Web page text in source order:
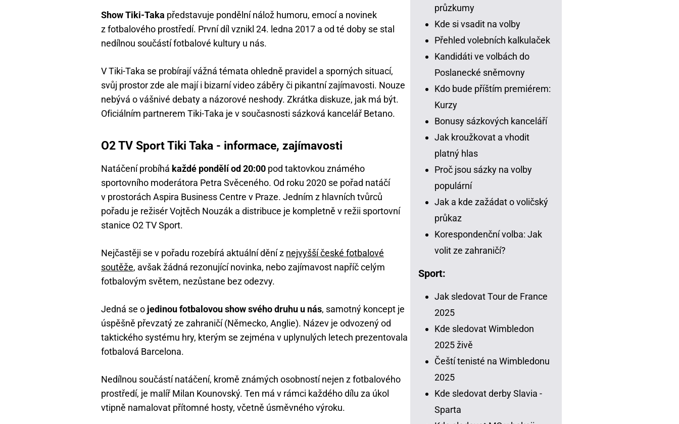
Show Tiki-Taka představuje pondělní nálož humoru, emocí a novinek
z fotbalového prostředí. První díl vznikl 24. ledna 2017 a od té doby se stal
nedílnou součástí fotbalové kultury u nás.
V Tiki-Taka se probírají vážná témata ohledně pravidel a sporných situací,
svůj prostor zde ale mají i bizarní video záběry či pikantní zajímavosti. Nouze
nebývá o vášnivé debaty a názorové neshody. Zkrátka diskuze, jak má být.
Oficiálním partnerem Tiki-Taka je v současnosti sázková kancelář Betano.
O2 TV Sport Tiki Taka - informace, zajímavosti
Natáčení probíhá každé pondělí od 20:00 pod taktovkou známého
sportovního moderátora Petra Svěceného. Od roku 2020 se pořad natáčí
v prostorách Aspira Business Centre v Praze. Jedním z hlavních tvůrců
pořadu je režisér Vojtěch Nouzák a distribuce je kompletně v režii sportovní
stanice O2 TV Sport.
Nejčastěji se v pořadu rozebírá aktuální dění z nejvyšší české fotbalové
soutěže, avšak žádná rezonující novinka, nebo zajímavost napříč celým
fotbalovým světem, nezůstane bez odezvy.
Jedná se o jedinou fotbalovou show svého druhu u nás, samotný koncept je
úspěšně převzatý ze zahraničí (Německo, Anglie). Název je odvozený od
taktického systému hry, kterým se zejména v uplynulých letech prezentovala
fotbalová Barcelona.
Nedílnou součástí natáčení, kromě známých osobností nejen z fotbalového
prostředí, je malíř Milan Kounovský. Ten má v rámci každého dílu za úkol
vtipně namalovat přítomné hosty, včetně úsměvného výroku.
průzkumy
Kde si vsadit na volby
Přehled volebních kalkulaček
Kandidáti ve volbách do
Poslanecké sněmovny
Kdo bude příštím premiérem:
Kurzy
Bonusy sázkových kanceláří
Jak kroužkovat a vhodit
platný hlas
Proč jsou sázky na volby
populární
Jak a kde zažádat o voličský
průkaz
Korespondenční volba: Jak
volit ze zahraničí?
Sport:
Jak sledovat Tour de France
2025
Kde sledovat Wimbledon
2025 živě
Čeští tenisté na Wimbledonu
2025
Kde sledovat derby Slavia -
Sparta